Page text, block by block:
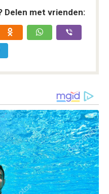
Delen met vrienden: